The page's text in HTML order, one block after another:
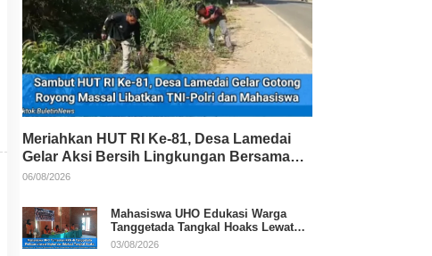
Meriahkan HUT RI Ke-81, Desa Lamedai
Gelar Aksi Bersih Lingkungan Bersama
TNI-Polri
06/08/2026
Mahasiswa UHO Edukasi Warga
Tanggetada Tangkal Hoaks Lewat
Program Literasi
03/08/2026